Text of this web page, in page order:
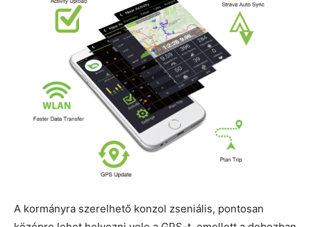
A kormányra szerelhető konzol zseniális, pontosan